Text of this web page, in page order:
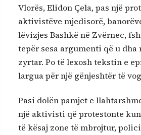
Vlorës, Elidon Çela, pas një
aktivistëve mjedisorë,
lëvizjes Bashkë në Zvërnec,
tepër sesa argumenti që u
zyrtar. Po të lexosh tekstin e
largua për një gënjeshtër të
Pasi dolën pamjet e
një aktivisti që protestonte
të kësaj zone të mbrojtur,